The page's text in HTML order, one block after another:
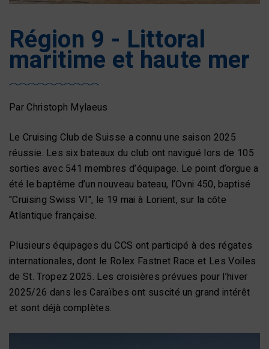
Région 9 - Littoral
maritime et haute mer
Par Christoph Mylaeus
Le Cruising Club de Suisse a connu une saison 2025
réussie. Les six bateaux du club ont navigué lors de 105
sorties avec 541 membres d’équipage. Le point d’orgue a
été le baptême d’un nouveau bateau, l’Ovni 450, baptisé
"Cruising Swiss VI", le 19 mai à Lorient, sur la côte
Atlantique française.
Plusieurs équipages du CCS ont participé à des régates
internationales, dont le Rolex Fastnet Race et Les Voiles
de St. Tropez 2025. Les croisières prévues pour l’hiver
2025/26 dans les Caraïbes ont suscité un grand intérêt
et sont déjà complètes.